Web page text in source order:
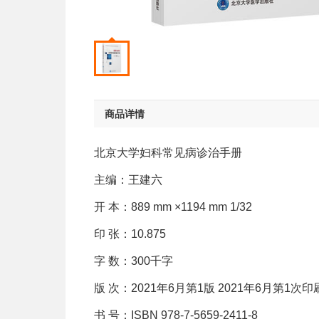
商品详情
北京大学妇科常见病诊治手册
主编：王建六
开 本：889 mm ×1194 mm 1/32
印 张：10.875
字 数：300千字
版 次：2021年6月第1版 2021年6月第1次印
书 号：ISBN 978-7-5659-2411-8